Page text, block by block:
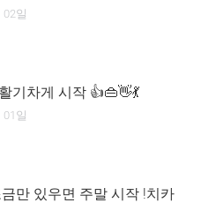
02일
기차게 시작 👍👜👋💃
01일
만 있우면 주말 시작 !치카